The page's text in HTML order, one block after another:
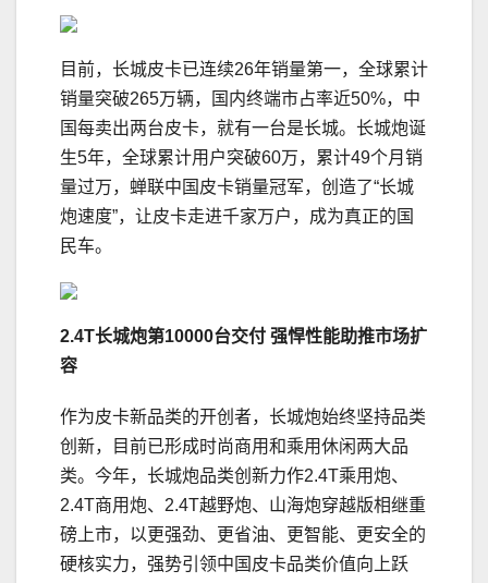
目前，长城皮卡已连续26年销量第一，全球累计
销量突破265万辆，国内终端市占率近50%，中
国每卖出两台皮卡，就有一台是长城。长城炮诞
生5年，全球累计用户突破60万，累计49个月销
量过万，蝉联中国皮卡销量冠军，创造了“长城
炮速度”，让皮卡走进千家万户，成为真正的国
民车。
2.4T长城炮第10000台交付 强悍性能助推市场扩
容
作为皮卡新品类的开创者，长城炮始终坚持品类
创新，目前已形成时尚商用和乘用休闲两大品
类。今年，长城炮品类创新力作2.4T乘用炮、
2.4T商用炮、2.4T越野炮、山海炮穿越版相继重
磅上市，以更强劲、更省油、更智能、更安全的
硬核实力，强势引领中国皮卡品类价值向上跃